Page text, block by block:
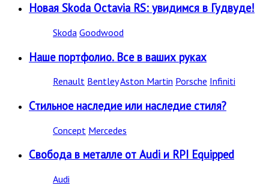
Новая Skoda Octavia RS: увидимся в Гудвуде!
Skoda Goodwood
Наше портфолио. Все в ваших руках
Renault BentleyAston Martin Porsche Infiniti
Стильное наследие или наследие стиля?
Concept Mercedes
Свобода в металле от Audi и RPI Equipped
Audi